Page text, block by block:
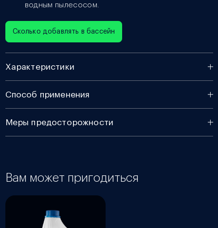
водным пылесосом.
Сколько добавлять в бассейн
Характеристики
Способ применения
Меры предосторожности
Вам может пригодиться